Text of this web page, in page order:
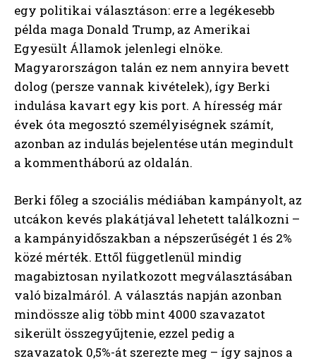
egy politikai választáson: erre a legékesebb
példa maga Donald Trump, az Amerikai
Egyesült Államok jelenlegi elnöke.
Magyarországon talán ez nem annyira bevett
dolog (persze vannak kivételek), így Berki
indulása kavart egy kis port. A híresség már
évek óta megosztó személyiségnek számít,
azonban az indulás bejelentése után megindult
a kommentháború az oldalán.
Berki főleg a szociális médiában kampányolt, az
utcákon kevés plakátjával lehetett találkozni –
a kampányidőszakban a népszerűségét 1 és 2%
közé mérték. Ettől függetlenül mindig
magabiztosan nyilatkozott megválasztásában
való bizalmáról. A választás napján azonban
mindössze alig több mint 4000 szavazatot
sikerült összegyűjtenie, ezzel pedig a
szavazatok 0,5%-át szerezte meg – így sajnos a